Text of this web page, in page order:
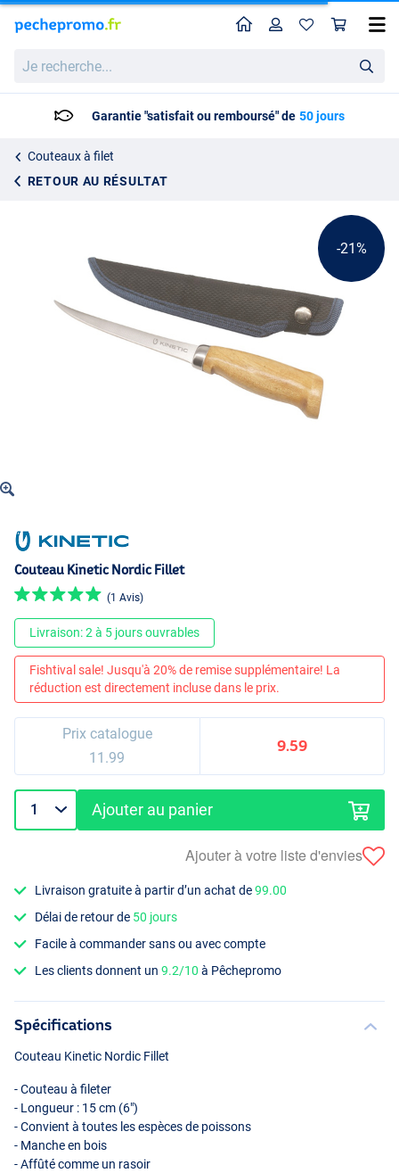
recherche...
HomeProfil
Garantie "satisfait ou remboursé" de 50 jours
Couteaux à filet
RETOUR AU RÉSULTAT
Couteau Kinetic Nordic Fillet
-21%
Couteau Kinetic Nordic Fillet
(1 Avis)
Livraison: 2 à 5 jours ouvrables
Fishtival sale! Jusqu'à 20% de remise supplémentaire! La
réduction est directement incluse dans le prix.
Prix catalogue
11.99
9.59
Ajouter au panier
Ajouter à votre liste d'envies
Livraison gratuite à partir d’un achat de99.00
Délai de retour de 50 jours
Facile à commander sans ou avec compte
Les clients donnent un9.2/10 à Pêchepromo
Spécifications
Couteau Kinetic Nordic Fillet
- Couteau à fileter
- Longueur : 15 cm (6")
- Convient à toutes les espèces de poissons
- Manche en bois
- Affûté comme un rasoir